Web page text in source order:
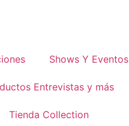
Shows Y Eventos
Entrevistas y más
Tienda Collection